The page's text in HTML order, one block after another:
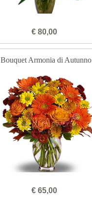
€ 80,00
Bouquet Armonia di Autunno
€ 65,00